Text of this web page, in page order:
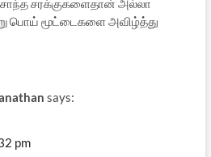
சரக்குகளைதான் அல்லா
பொய் மூட்டைகளை அவிழ்த்து
says:
pm